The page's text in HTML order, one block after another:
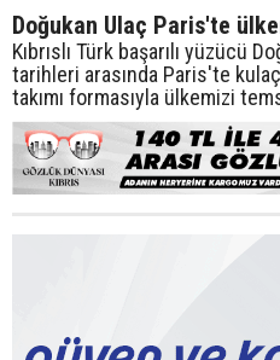
Doğukan Ulaç Paris'te
Kıbrıslı Türk başarılı yüzücü
tarihleri arasında Paris'te
takımı formasıyla ülkemizi